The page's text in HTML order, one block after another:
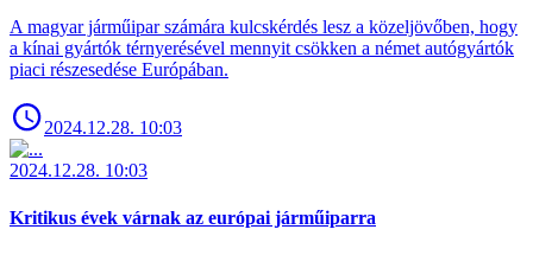
A magyar járműipar számára kulcskérdés lesz a közeljövőben, hogy
a kínai gyártók térnyerésével mennyit csökken a német autógyártók
piaci részesedése Európában.
2024.12.28. 10:03
2024.12.28. 10:03
Kritikus évek várnak az európai járműiparra